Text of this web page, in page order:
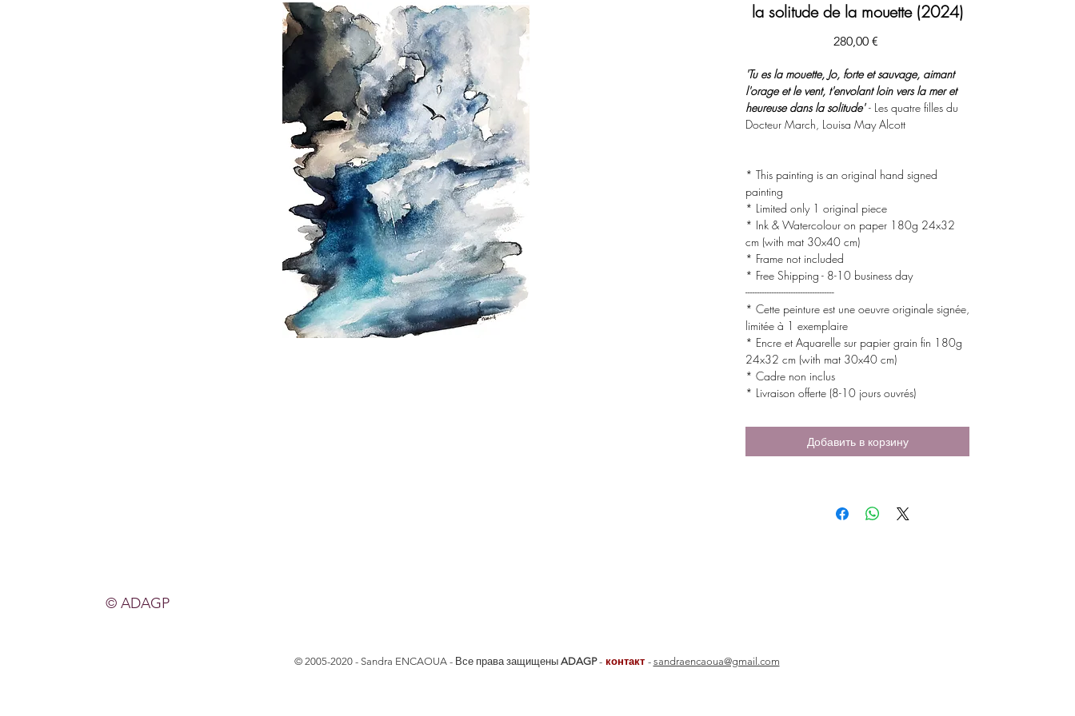
la solitude de la mouette (2024)
280,00 €Цена
'Tu es la mouette, Jo, forte et sauvage, aimant
l'orage et le vent, t'envolant loin vers la mer et
heureuse dans la solitude'- Les quatre filles du
Docteur March, Louisa May Alcott
* This painting is an original hand signed
painting
* Limited only 1 original piece
* Ink & Watercolour on paper 180g 24x32
cm (with mat 30x40 cm)
* Frame not included
* Free Shipping - 8-10 business day
-------------------------------------
* Cette peinture est une oeuvre originale signée,
limitée à 1 exemplaire
* Encre et Aquarelle sur papier grain fin 180g
24x32 cm (with mat 30x40 cm)
* Cadre non inclus
* Livraison offerte (8-10 jours ouvrés)
Добавить в корзину
© ADAGP
© 2005-2020 - Sandra ENCAOUA - Все права защищены ADAGP- контакт - sandraencaoua@gmail.com